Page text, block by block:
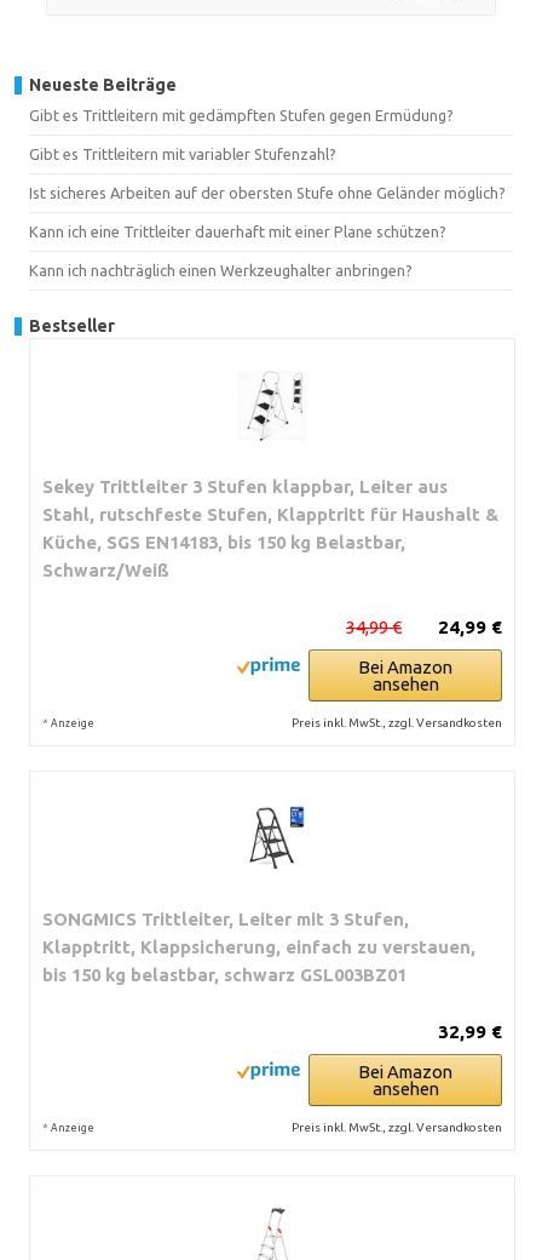
Neueste Beiträge
Gibt es Trittleitern mit gedämpften Stufen gegen Ermüdung?
Gibt es Trittleitern mit variabler Stufenzahl?
Ist sicheres Arbeiten auf der obersten Stufe ohne Geländer möglich?
Kann ich eine Trittleiter dauerhaft mit einer Plane schützen?
Kann ich nachträglich einen Werkzeughalter anbringen?
Bestseller
Sekey Trittleiter 3 Stufen klappbar, Leiter aus
Stahl, rutschfeste Stufen, Klapptritt für Haushalt &
Küche, SGS EN14183, bis 150 kg Belastbar,
Schwarz/Weiß
24,99 €
34,99 €
Bei Amazon
ansehen
* Anzeige Preis inkl. MwSt., zzgl. Versandkosten
SONGMICS Trittleiter, Leiter mit 3 Stufen,
Klapptritt, Klappsicherung, einfach zu verstauen,
bis 150 kg belastbar, schwarz GSL003BZ01
32,99 €
Bei Amazon
ansehen
* Anzeige Preis inkl. MwSt., zzgl. Versandkosten